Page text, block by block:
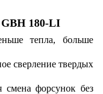
180-LI
тепла, больше
сверление твердых
смена форсунок без